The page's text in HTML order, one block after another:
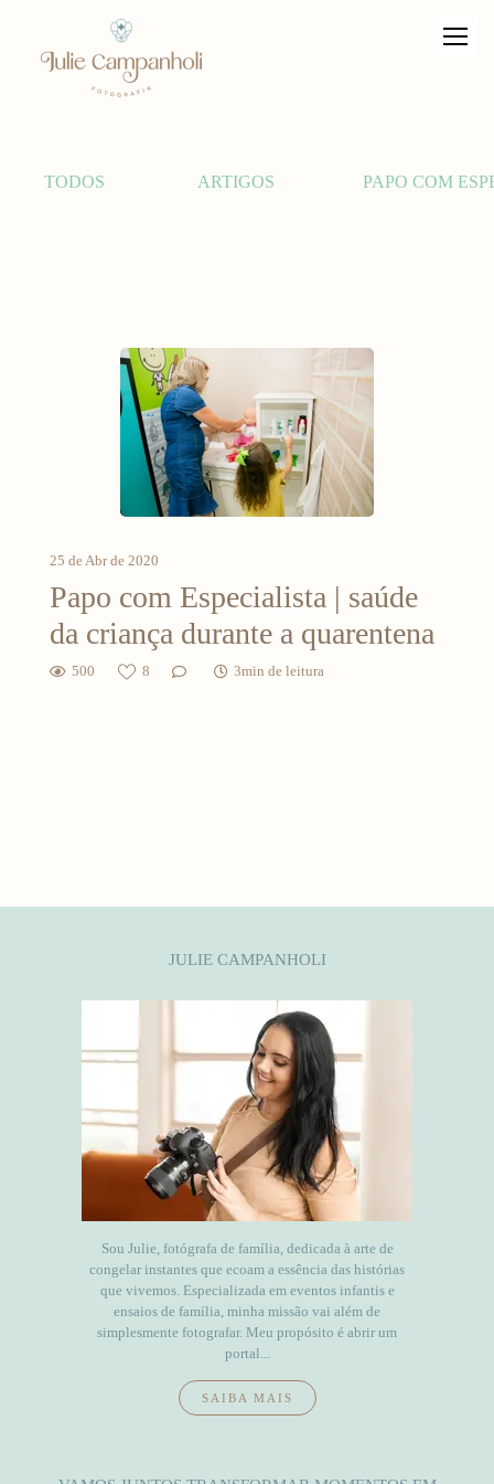
TODOS ARTIGOS PAPO COM
25 de Abr de 2020
Papo com Especialista | saúde
da criança durante a quarentena
500 8 3min de leitura
JULIE CAMPANHOLI
Sou Julie, fotógrafa de família, dedicada à arte de
congelar instantes que ecoam a essência das histórias
que vivemos. Especializada em eventos infantis e
ensaios de família, minha missão vai além de
simplesmente fotografar. Meu propósito é abrir um
portal...
SAIBA MAIS